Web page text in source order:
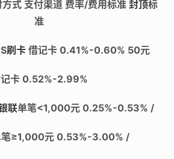
式 支付渠道 费率/费用标准 封顶标
准
刷卡借记卡 0.41%-0.60% 50元
卡 0.52%-2.99%
联单笔<1,000元 0.25%-0.53% /
≥1,000元 0.53%-3.00% /